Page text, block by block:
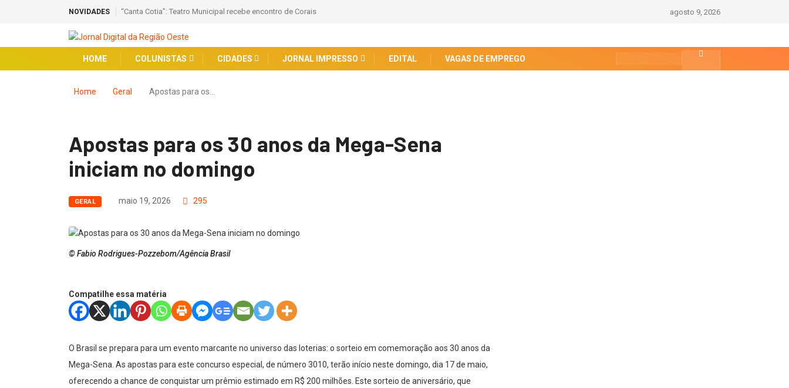
NOVIDADES “Canta Cotia”: Teatro Municipal recebe encontro de Corais agosto 9, 2026
HOME COLUNISTAS CIDADES JORNAL IMPRESSO EDITAL VAGAS DE EMPREGO
Home Geral Apostas para os…
Apostas para os 30 anos da Mega-Sena
iniciam no domingo
GERAL maio 19, 2026 295
© Fabio Rodrigues-Pozzebom/Agência Brasil
Compatilhe essa matéria
O Brasil se prepara para um evento marcante no universo das loterias: o sorteio em comemoração aos 30 anos da
Mega-Sena. As apostas para este concurso especial, de número 3010, terão início neste domingo, dia 17 de maio,
oferecendo a chance de conquistar um prêmio estimado em R$ 200 milhões. Este sorteio de aniversário, que